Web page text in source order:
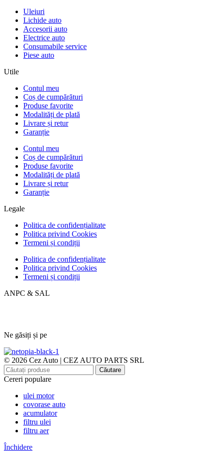
Uleiuri
Lichide auto
Accesorii auto
Electrice auto
Consumabile service
Piese auto
Utile
Contul meu
Coș de cumpărături
Produse favorite
Modalități de plată
Livrare și retur
Garanție
Contul meu
Coș de cumpărături
Produse favorite
Modalități de plată
Livrare și retur
Garanție
Legale
Politica de confidențialitate
Politica privind Cookies
Termeni și condiții
Politica de confidențialitate
Politica privind Cookies
Termeni și condiții
ANPC & SAL
Ne găsiți și pe
© 2026 Cez Auto | CEZ AUTO PARTS SRL
Căutare
Cereri populare
ulei motor
covorase auto
acumulator
filtru ulei
filtru aer
Închidere